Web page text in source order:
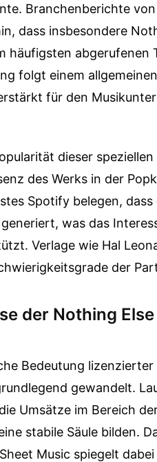
Branchenberichte
dass insbesondere
häufigsten
folgt einem
für den
dieser
des Werks in der
Spotify belegen,
was das
Verlage wie Hal
der
der Nothing
Bedeutung
gewandelt.
Umsätze im Bereich
stabile Säule bilden.
Music spiegelt